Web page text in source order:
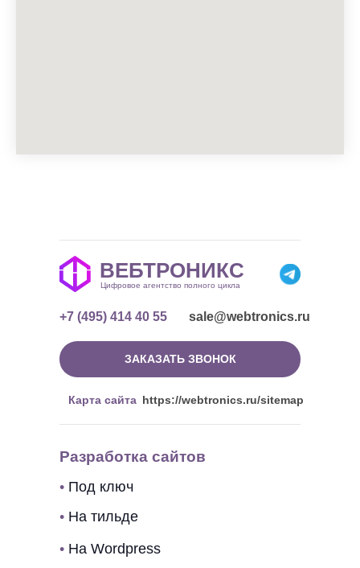
ЗАКАЗАТЬ ЗВОНОК
+7 (495) 414 40 55 sale@webtronics.ru
Карта сайта https://webtronics.ru/sitemap
Разработка сайтов
• Под ключ
• На тильде
• На Wordpress
Цифровое агентство полного цикла
ВЕБТРОНИКС